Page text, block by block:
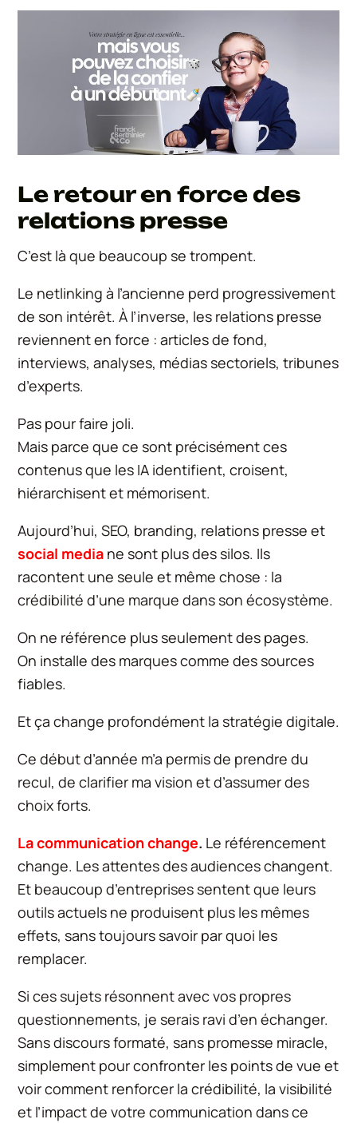
Le retour en force des
relations presse
C’est là que beaucoup se trompent.
Le netlinking à l’ancienne perd progressivement
de son intérêt. À l’inverse, les relations presse
reviennent en force : articles de fond,
interviews, analyses, médias sectoriels, tribunes
d’experts.
Pas pour faire joli.
Mais parce que ce sont précisément ces
contenus que les IA identifient, croisent,
hiérarchisent et mémorisent.
Aujourd’hui, SEO, branding, relations presse et
social media ne sont plus des silos. Ils
racontent une seule et même chose : la
crédibilité d’une marque dans son écosystème.
On ne référence plus seulement des pages.
On installe des marques comme des sources
fiables.
Et ça change profondément la stratégie digitale.
Ce début d’année m’a permis de prendre du
recul, de clarifier ma vision et d’assumer des
choix forts.
La communication change. Le référencement
change. Les attentes des audiences changent.
Et beaucoup d’entreprises sentent que leurs
outils actuels ne produisent plus les mêmes
effets, sans toujours savoir par quoi les
remplacer.
Si ces sujets résonnent avec vos propres
questionnements, je serais ravi d’en échanger.
Sans discours formaté, sans promesse miracle,
simplement pour confronter les points de vue et
voir comment renforcer la crédibilité, la visibilité
et l’impact de votre communication dans ce